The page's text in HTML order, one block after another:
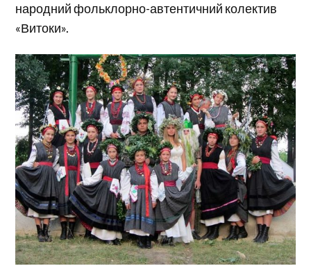
народний фольклорно-автентичний колектив
«Витоки».